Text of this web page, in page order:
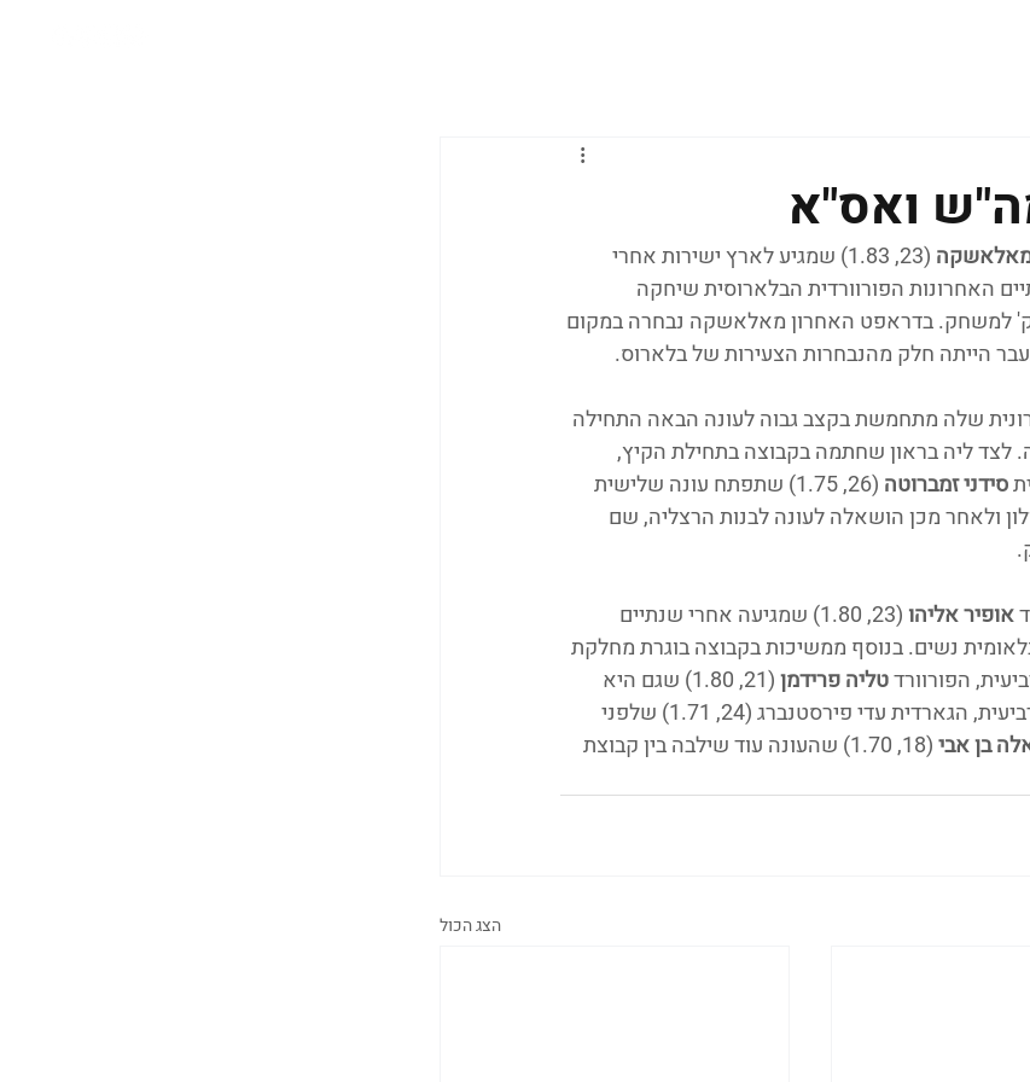
ואס"א
(23, 1.83) שמגיע לארץ ישירות אחרי
האחרונות הפורוורדית הבלארוסית שיחקה
טנסי ובעונה האחרונה קלעה 15.1 נק' למשחק. בדראפט האחרון מאלאשקה נבחרה במקום
שלה מתחמשת בקצב גבוה לעונה הבאה התחילה
לצד ליה בראון שחתמה בקבוצה בתחילת הקיץ,
סידני זמברוטה
(26, 1.75) שתפתח עונה שלישית
ולאחר מכן הושאלה לעונה לבנות הרצליה, שם
אופיר אליהו
(23, 1.80) שמגיעה אחרי שנתיים
שיחקה 4 שנים ברמה"ש בלאומית נשים. בנוסף ממשיכות בקבוצה בוגרת מחלקת
טליה פרידמן
(21, 1.80) שגם היא
בוגרת המחלקה המקומית וגם לה זאת תהיה עונה רביעית, הגארדית עדי פירסטנברג (24, 1.71) שלפני
בן אבי
(18, 1.70) שהעונה עוד שילבה בין קבוצת
הצג הכול